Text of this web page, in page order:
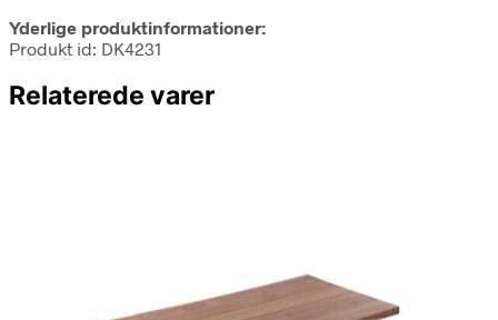
Yderlige produktinformationer:
Produkt id: DK4231
Relaterede varer